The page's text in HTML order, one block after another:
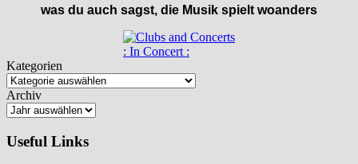
was du auch sagst, die Musik spielt woanders
: In Concert :
Kategorien
Archiv
Useful Links